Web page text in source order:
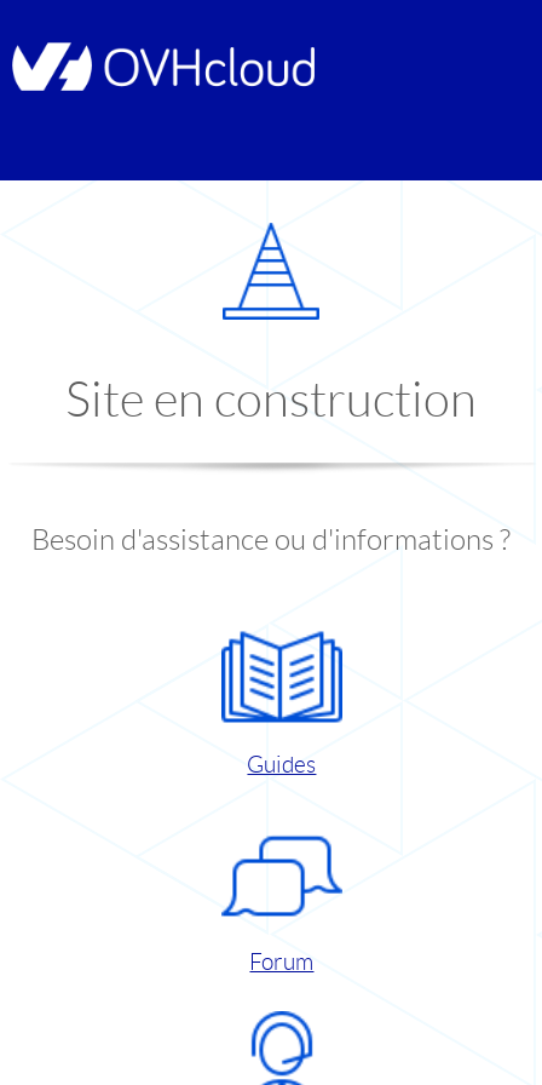
Site en construction
Besoin d'assistance ou d'informations ?
Guides
Forum